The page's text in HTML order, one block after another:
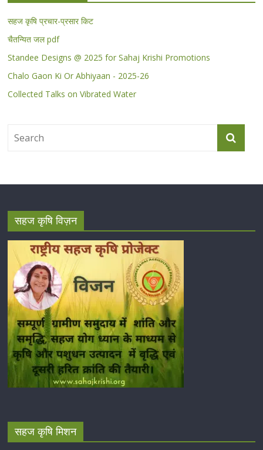
सहज कृषि प्रचार-प्रसार किट
चैतन्यित जल pdf
Standee Designs @ 2025 for Sahaj Krishi Promotions
Chalo Gaon Ki Or Abhiyaan - 2025-26
Collected Talks on Vibrated Water
सहज कृषि विज़न
सहज कृषि मिशन